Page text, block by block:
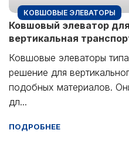
КОВШОВЫЕ ЭЛЕВАТОРЫ
Ковшовый элеватор
вертикальная
Ковшовые элеваторы
решение для
подобных материалов.
дл...
ПОДРОБНЕЕ